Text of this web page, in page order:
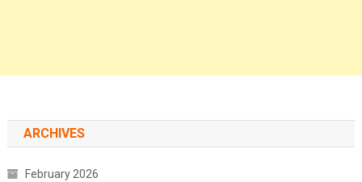
ARCHIVES
February 2026